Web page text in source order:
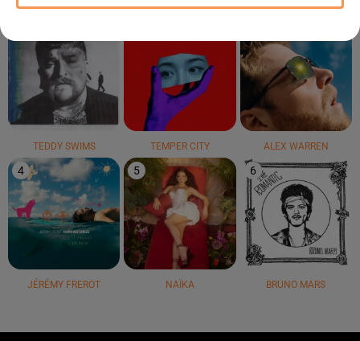
TEDDY SWIMS TEMPER CITY ALEX WARREN
4
JÉRÉMY FREROT
5
NAÏKA
6
BRUNO MARS